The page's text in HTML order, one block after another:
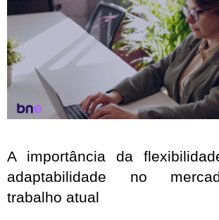
A importância da
adaptabilidade no
trabalho atual